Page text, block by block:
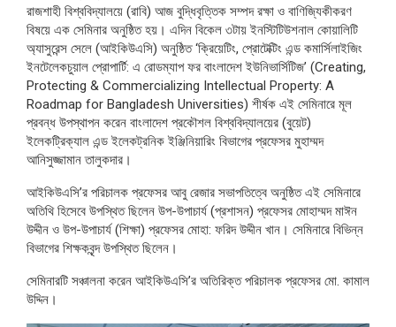
রাজশাহী বিশ্ববিদ্যালয়ে (রাবি) আজ বুদ্ধিবৃত্তিক সম্পদ রক্ষা ও বাণিজ্যিকীকরণ
বিষয়ে এক সেমিনার অনুষ্ঠিত হয়। এদিন বিকেল ৩টায় ইনস্টিটিউশনাল কোয়ালিটি
অ্যাসুরেন্স সেলে (আইকিউএসি) অনুষ্ঠিত ‘ক্রিয়েটিং, প্রোটেক্টিং এন্ড কমার্সিলাইজিং
ইনটেলেকচুয়াল প্রোপার্টি: এ রোডম্যাপ ফর বাংলাদেশ ইউনিভার্সিটিজ’ (Creating,
Protecting & Commercializing Intellectual Property: A
Roadmap for Bangladesh Universities) শীর্ষক এই সেমিনারে মূল
প্রবন্ধ উপস্থাপন করেন বাংলাদেশ প্রকৌশল বিশ্ববিদ্যালয়ের (বুয়েট)
ইলেকট্রিক্যাল এন্ড ইলেকট্রনিক ইঞ্জিনিয়ারিং বিভাগের প্রফেসর মুহাম্মদ
আনিসুজ্জামান তালুকদার।
আইকিউএসি’র পরিচালক প্রফেসর আবু রেজার সভাপতিত্বে অনুষ্ঠিত এই সেমিনারে
অতিথি হিসেবে উপস্থিত ছিলেন উপ-উপাচার্য (প্রশাসন) প্রফেসর মোহাম্মদ মাঈন
উদ্দীন ও উপ-উপাচার্য (শিক্ষা) প্রফেসর মোহা: ফরিদ উদ্দীন খান। সেমিনারে বিভিন্ন
বিভাগের শিক্ষকবৃন্দ উপস্থিত ছিলেন।
সেমিনারটি সঞ্চালনা করেন আইকিউএসি’র অতিরিক্ত পরিচালক প্রফেসর মো. কামাল
উদ্দিন।